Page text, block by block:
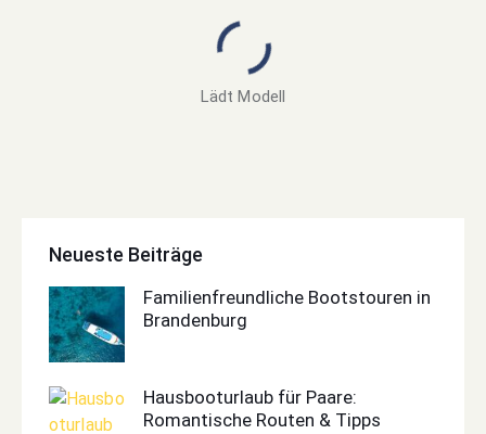
Lädt Modell
Neueste Beiträge
Familienfreundliche Bootstouren in
Brandenburg
Hausbooturlaub für Paare:
Romantische Routen & Tipps